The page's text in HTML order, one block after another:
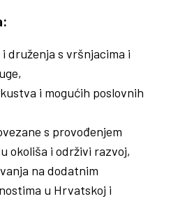
druženja s vršnjacima i
i mogućih poslovnih
s provođenjem
okoliša i održivi razvoj,
na dodatnim
u Hrvatskoj i